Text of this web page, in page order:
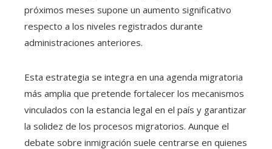
próximos meses supone un aumento significativo
respecto a los niveles registrados durante
administraciones anteriores.
Esta estrategia se integra en una agenda migratoria
más amplia que pretende fortalecer los mecanismos
vinculados con la estancia legal en el país y garantizar
la solidez de los procesos migratorios. Aunque el
debate sobre inmigración suele centrarse en quienes